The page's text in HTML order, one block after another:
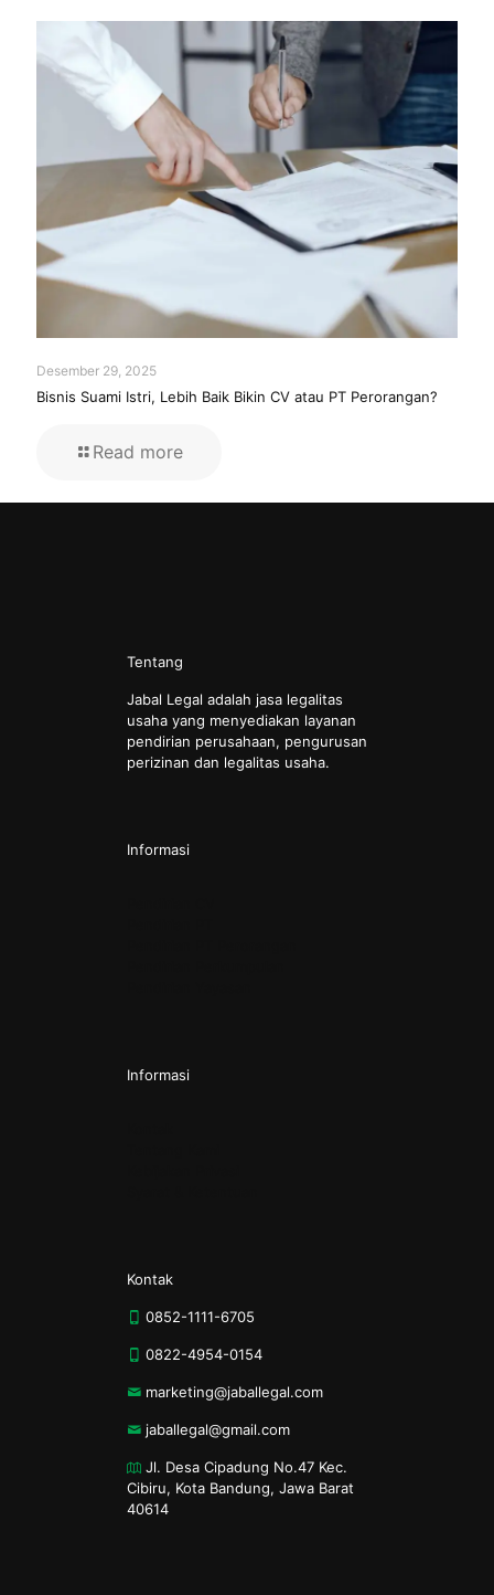
Desember 29, 2025
Bisnis Suami Istri, Lebih Baik Bikin CV atau PT Perorangan?
Read more
Tentang
Jabal Legal adalah jasa legalitas
usaha yang menyediakan layanan
pendirian perusahaan, pengurusan
perizinan dan legalitas usaha.
Informasi
Informasi
Kontak
0852-1111-6705
0822-4954-0154
marketing@jaballegal.com
jaballegal@gmail.com
Jl. Desa Cipadung No.47 Kec.
Cibiru, Kota Bandung, Jawa Barat
40614